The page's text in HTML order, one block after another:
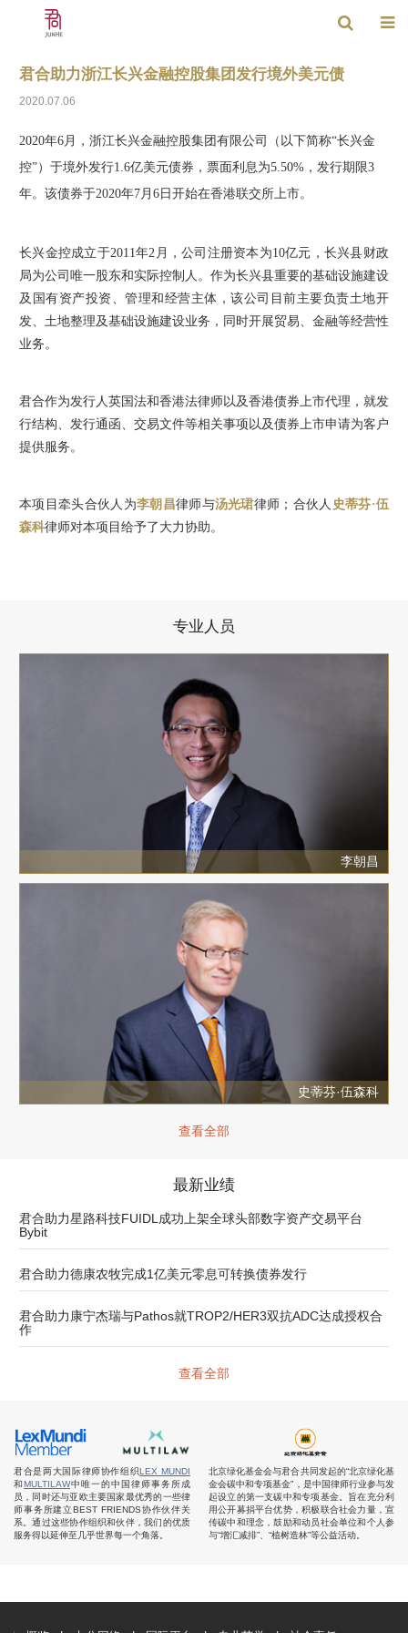
君合助力浙江长兴金融控股集团发行境外美元债
2020.07.06
2020年6月，浙江长兴金融控股集团有限公司（以下简称“长兴金
控”）于境外发行1.6亿美元债券，票面利息为5.50%，发行期限3
年。该债券于2020年7月6日开始在香港联交所上市。
长兴金控成立于2011年2月，公司注册资本为10亿元，长兴县财政
局为公司唯一股东和实际控制人。作为长兴县重要的基础设施建设
及国有资产投资、管理和经营主体，该公司目前主要负责土地开
发、土地整理及基础设施建设业务，同时开展贸易、金融等经营性
业务。
君合作为发行人英国法和香港法律师以及香港债券上市代理，就发
行结构、发行通函、交易文件等相关事项以及债券上市申请为客户
提供服务。
本项目牵头合伙人为李朝昌律师与汤光珺律师；合伙人 史蒂芬·伍
森科律师对本项目给予了大力协助。
专业人员
李朝昌
史蒂芬·伍森科
查看全部
最新业绩
君合助力星路科技FUIDL成功上架全球头部数字资产交易平台
Bybit
君合助力德康农牧完成1亿美元零息可转换债券发行
君合助力康宁杰瑞与Pathos就TROP2/HER3双抗ADC达成授权合
作
查看全部
君合是两大国际律师协作组织LEX MUNDI
和MULTILAW中唯一的中国律师事务所成
员，同时还与亚欧主要国家最优秀的一些律
师事务所建立BEST FRIENDS协作伙伴关
系。通过这些协作组织和伙伴，我们的优质
服务得以延伸至几乎世界每一个角落。
北京绿化基金会与君合共同发起的“北京绿化基
金会碳中和专项基金”，是中国律师行业参与发
起设立的第一支碳中和专项基金。旨在充分利
用公开募捐平台优势，积极联合社会力量，宣
传碳中和理念，鼓励和动员社会单位和个人参
与“增汇减排”、“植树造林”等公益活动。